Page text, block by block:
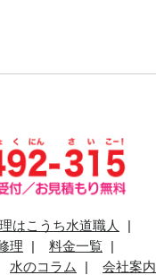
はこうち水道職人
理
料金一覧
水のコラム
会社案内